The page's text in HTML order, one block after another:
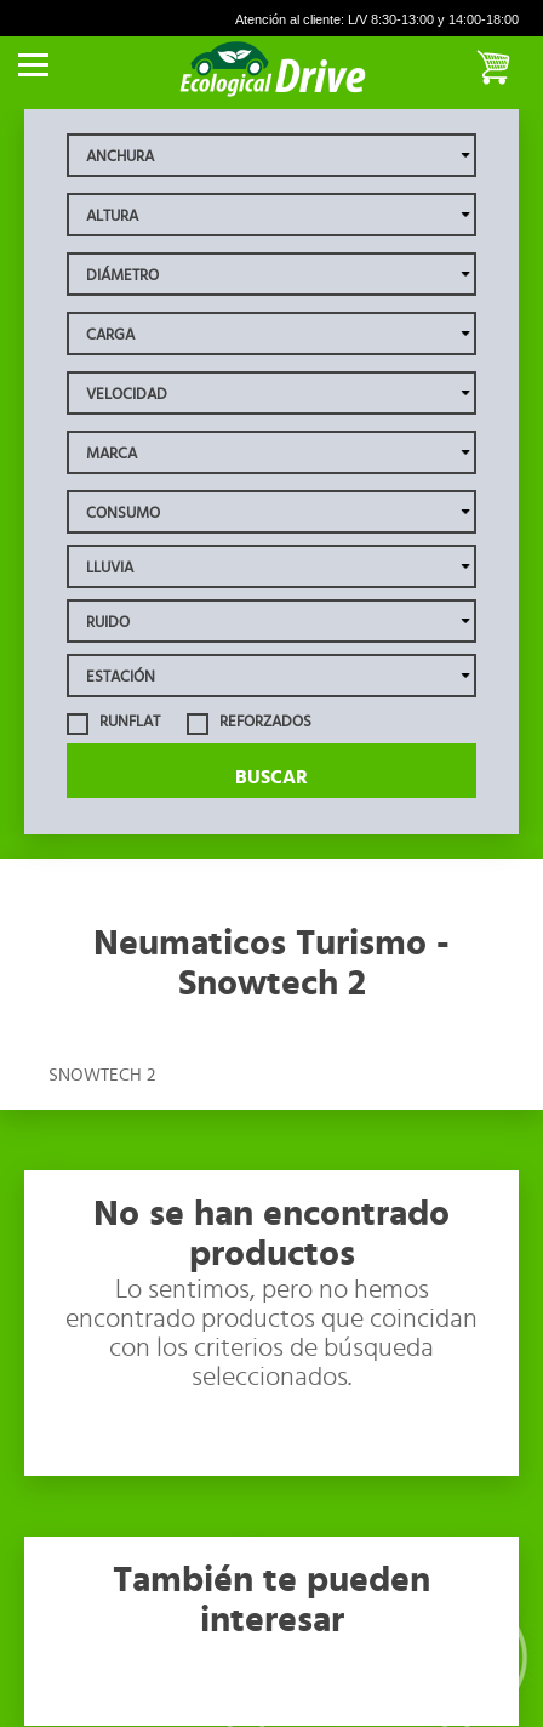
RUNFLAT REFORZADOS
BUSCAR
Neumaticos Turismo -
Snowtech 2
SNOWTECH 2
No se han encontrado
productos
Lo sentimos, pero no hemos
encontrado productos que coincidan
con los criterios de búsqueda
seleccionados.
También te pueden
interesar
Atención al cliente: L/V 8:30-13:00 y 14:00-18:00